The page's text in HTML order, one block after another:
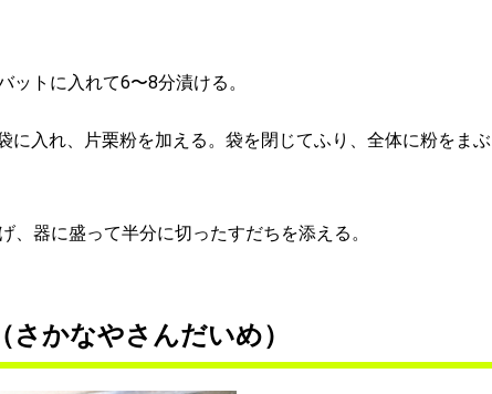
トに入れて6〜8分漬ける。
に入れ、片栗粉を加える。袋を閉じてふり、全体に粉をまぶ
器に盛って半分に切ったすだちを添える。
かなやさんだいめ）